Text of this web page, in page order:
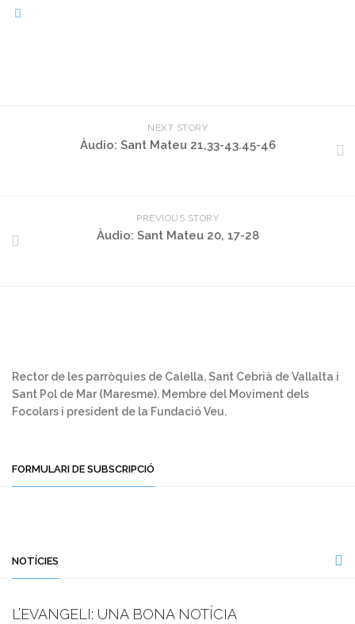
NEXT STORY
Àudio: Sant Mateu 21,33-43.45-46
PREVIOUS STORY
Àudio: Sant Mateu 20, 17-28
Rector de les parròquies de Calella, Sant Cebrià de Vallalta i
Sant Pol de Mar (Maresme). Membre del Moviment dels
Focolars i president de la Fundació Veu.
FORMULARI DE SUBSCRIPCIÓ
NOTÍCIES
L’EVANGELI: UNA BONA NOTÍCIA